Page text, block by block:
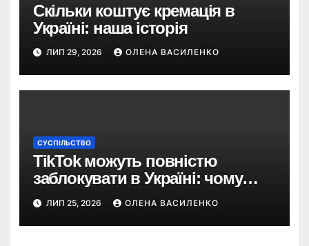
Скільки коштує кремація в
Україні: наша історія
ЛИП 29, 2026 ОЛЕНА ВАСИЛЕНКО
СУСПІЛЬСТВО
TikTok можуть повністю
заблокувати в Україні: чому
з’явилася така пропозиція
ЛИП 25, 2026 ОЛЕНА ВАСИЛЕНКО